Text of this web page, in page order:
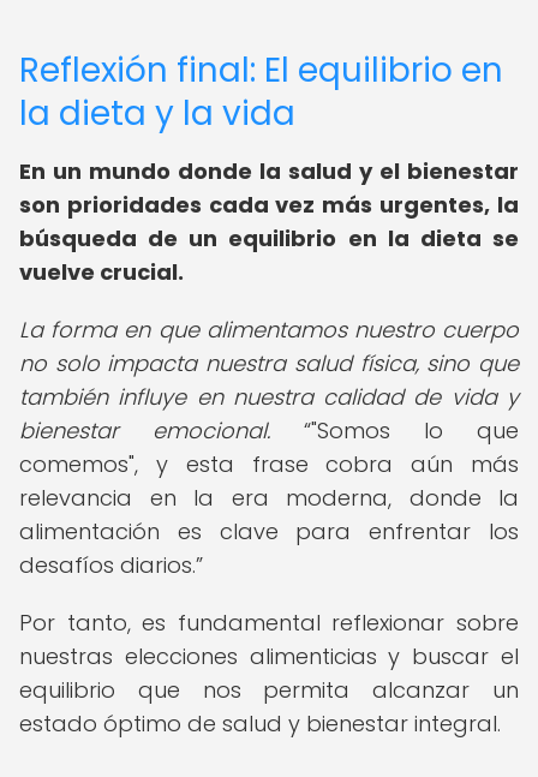
Reflexión final: El equilibrio en
la dieta y la vida
En un mundo donde la salud y el bienestar
son prioridades cada vez más urgentes, la
búsqueda de un equilibrio en la dieta se
vuelve crucial.
La forma en que alimentamos nuestro cuerpo
no solo impacta nuestra salud física, sino que
también influye en nuestra calidad de vida y
bienestar emocional.
"Somos lo que
comemos", y esta frase cobra aún más
relevancia en la era moderna, donde la
alimentación es clave para enfrentar los
desafíos diarios.
Por tanto, es fundamental reflexionar sobre
nuestras elecciones alimenticias y buscar el
equilibrio que nos permita alcanzar un
estado óptimo de salud y bienestar integral.